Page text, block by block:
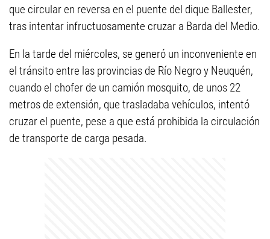
que circular en reversa en el puente del dique Ballester,
tras intentar infructuosamente cruzar a Barda del Medio.
En la tarde del miércoles, se generó un inconveniente en
el tránsito entre las provincias de Río Negro y Neuquén,
cuando el chofer de un camión mosquito, de unos 22
metros de extensión, que trasladaba vehículos, intentó
cruzar el puente, pese a que está prohibida la circulación
de transporte de carga pesada.